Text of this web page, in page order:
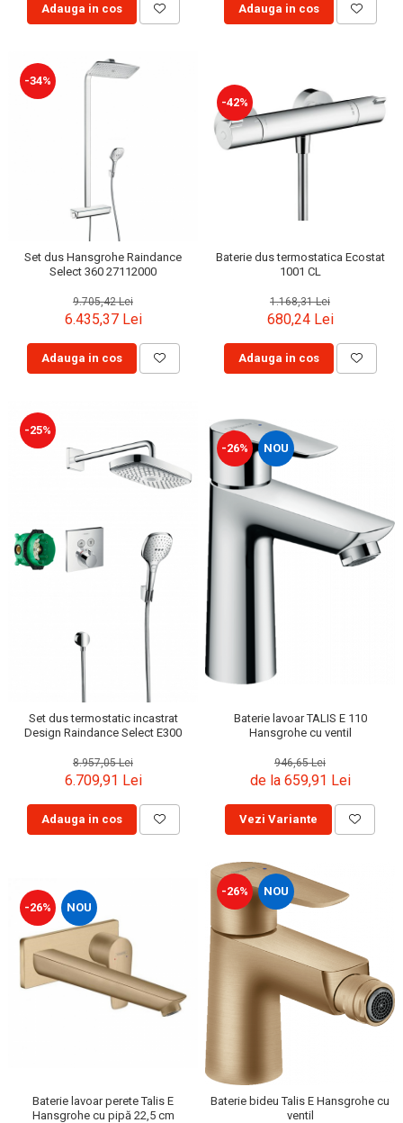
Adauga in cos Adauga in cos
-34%
Set dus Hansgrohe Raindance
Select 360 27112000
9.705,42 Lei
6.435,37 Lei
Adauga in cos
-42%
Baterie dus termostatica Ecostat
1001 CL
1.168,31 Lei
680,24 Lei
Adauga in cos
-25%
Set dus termostatic incastrat
Design Raindance Select E300
8.957,05 Lei
6.709,91 Lei
Adauga in cos
-26% NOU
Baterie lavoar TALIS E 110
Hansgrohe cu ventil
946,65 Lei
de la 659,91 Lei
Vezi Variante
-26% NOU
Baterie lavoar perete Talis E
Hansgrohe cu pipă 22,5 cm
-26% NOU
Baterie bideu Talis E Hansgrohe cu
ventil